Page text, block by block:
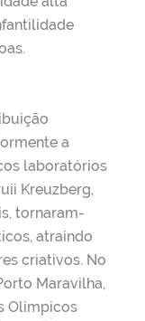
a
laboratórios
Kreuzberg,
tornaram-
atraindo
criativos. No
Maravilha,
Olímpicos